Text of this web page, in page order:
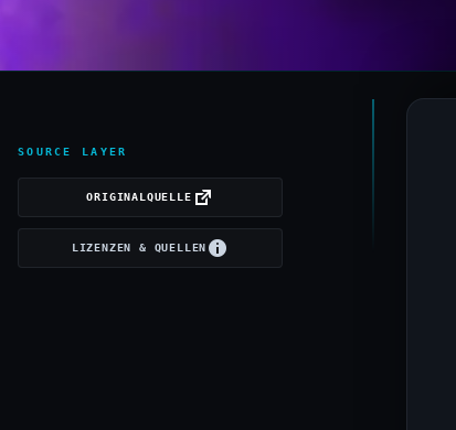
SOURCE LAYER
ORIGINALQUELLE
LIZENZEN & QUELLEN